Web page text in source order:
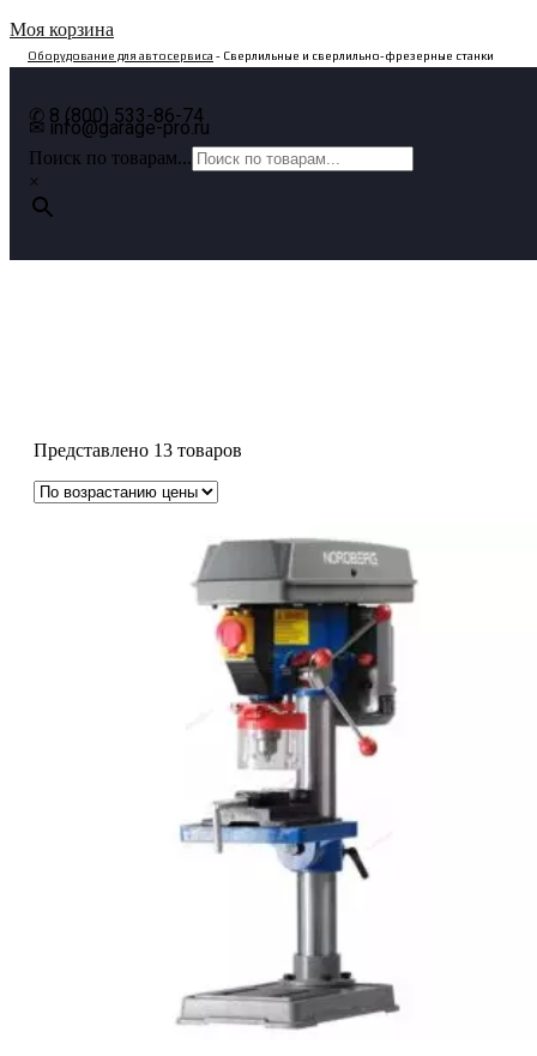
Моя корзина
Оборудование для автосервиса - Сверлильные и сверлильно-фрезерные станки
✆ 8 (800) 533-86-74
✉ info@garage-pro.ru
Поиск по товарам...
×
Представлено 13 товаров